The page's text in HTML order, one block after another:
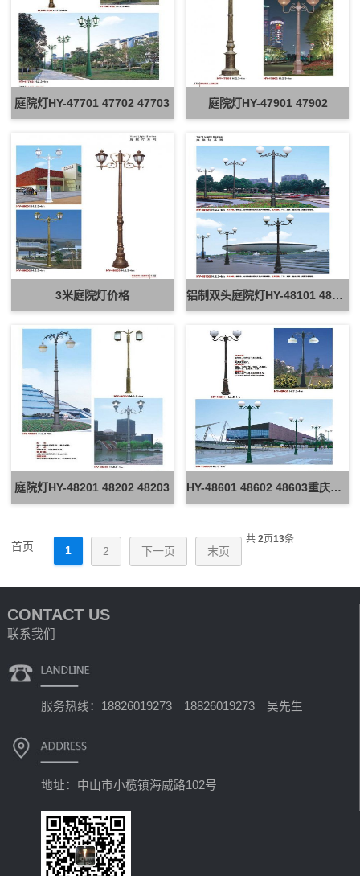
庭院灯HY-47701 47702 47703 庭院灯HY-47901 47902
3米庭院灯价格 铝制双头庭院灯HY-48101 48102
庭院灯HY-48201 48202 48203 HY-48601 48602 48603重庆压铸庭院灯
首页 1 2 下一页 末页
共 2页13条
CONTACT US
联系我们
服务热线：18826019273 18826019273 吴先生
地址：中山市小榄镇海威路102号